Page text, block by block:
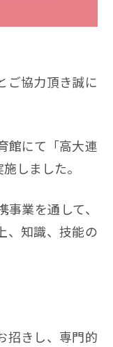
ご協力頂き誠に
館にて「高大連
しました。
業を通して、
、知識、技能の
招きし、専門的